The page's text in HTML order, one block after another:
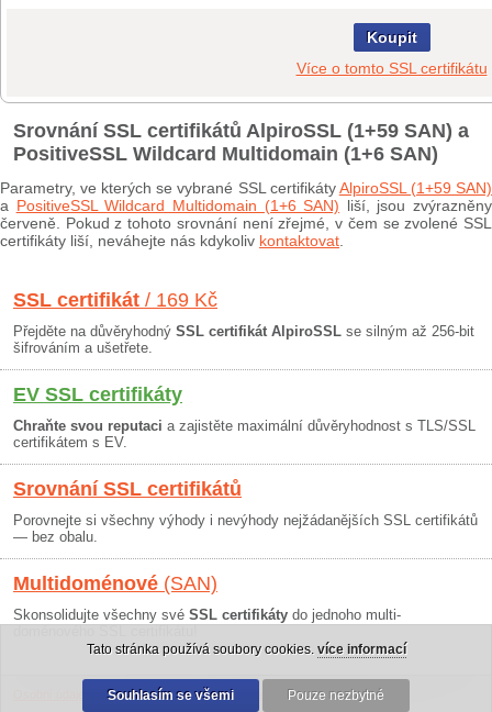
Koupit
Více o tomto SSL certifikátu
Srovnání SSL certifikátů AlpiroSSL (1+59 SAN) a
PositiveSSL Wildcard Multidomain (1+6 SAN)
Parametry, ve kterých se vybrané SSL certifikátyAlpiroSSL (1+59 SAN)
a PositiveSSL Wildcard Multidomain (1+6 SAN) liší, jsou zvýrazněny
červeně. Pokud z tohoto srovnání není zřejmé, v čem se zvolené SSL
certifikáty liší, neváhejte nás kdykoliv kontaktovat
SSL certifikát / 169 Kč
Přejděte na důvěryhodný SSL certifikát AlpiroSSL se silným až 256-bit
šifrováním a ušetřete.
EV SSL certifikáty
Chraňte svou reputaci a zajistěte maximální důvěryhodnost s TLS/SSL
certifikátem s EV.
Srovnání SSL certifikátů
Porovnejte si všechny výhody i nevýhody nejžádanějších SSL certifikátů
— bez obalu.
Multidoménové (SAN)
Skonsolidujte všechny své SSL certifikáty do jednoho multi-
Obchodní podmínky|30 dní záruka
Tato stránka používá soubory cookies. více informací
Souhlasím se všemi Pouze nezbytné